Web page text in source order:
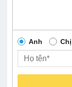
Anh Chị